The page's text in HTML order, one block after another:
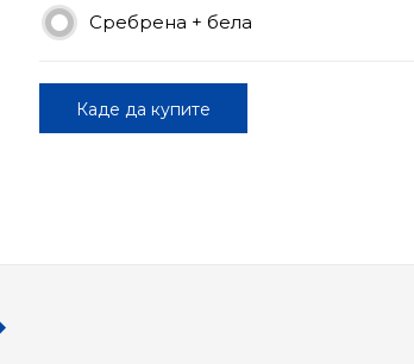
Сребрена + бела
Каде да купите